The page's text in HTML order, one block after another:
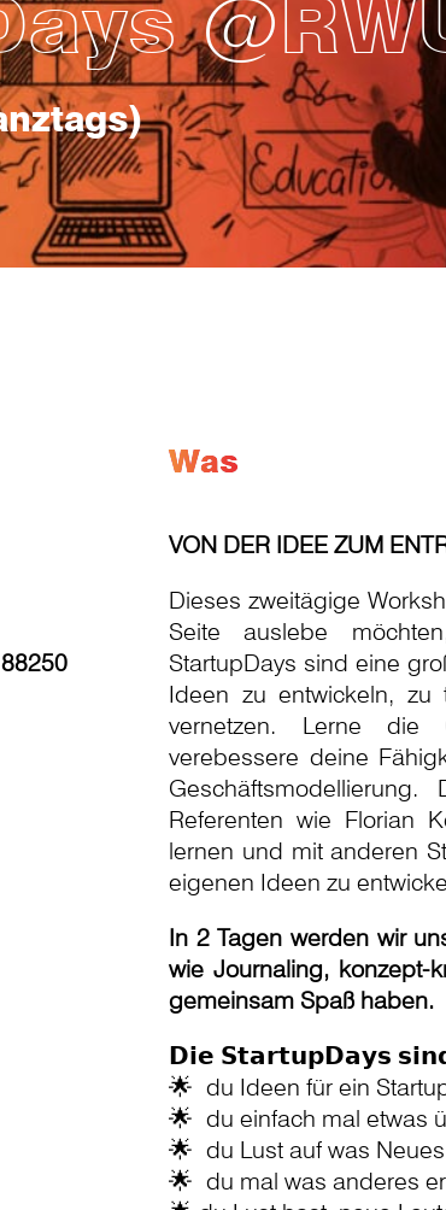
Was
VON DER IDEE ZUM
Dieses zweitägige
Seite auslebe
StartupDays sind eine
Ideen zu entwickeln,
vernetzen. Lerne die
verebessere deine
Referenten wie Florian
lernen und mit anderen
eigenen Ideen zu
In 2 Tagen werden wir
wie Journaling, konzept-
gemeinsam Spaß haben.
𝗗𝗶𝗲 𝗦𝘁𝗮𝗿𝘁𝘂𝗽𝗗𝗮𝘆𝘀
🌟 du Ideen für ein
🌟 du einfach mal etwas
🌟 du Lust auf was
🌟 du mal was anderes